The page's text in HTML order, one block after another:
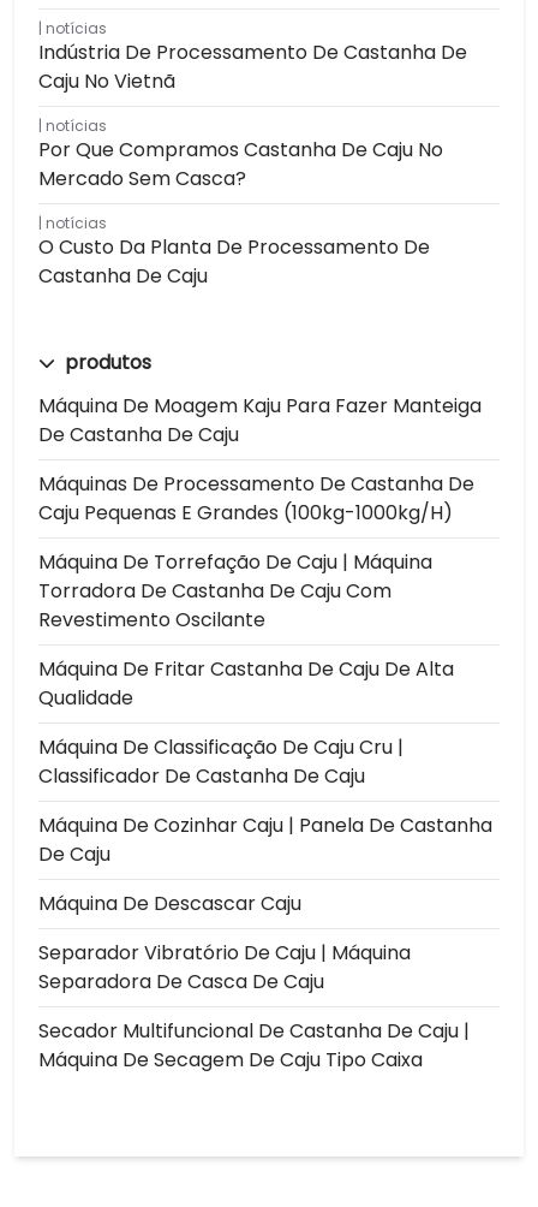
notícias
Indústria De Processamento De Castanha De
Caju No Vietnã
notícias
Por Que Compramos Castanha De Caju No
Mercado Sem Casca?
notícias
O Custo Da Planta De Processamento De
Castanha De Caju
produtos
Máquina De Moagem Kaju Para Fazer Manteiga
De Castanha De Caju
Máquinas De Processamento De Castanha De
Caju Pequenas E Grandes (100kg-1000kg/h)
Máquina De Torrefação De Caju | Máquina
Torradora De Castanha De Caju Com
Revestimento Oscilante
Máquina De Fritar Castanha De Caju De Alta
Qualidade
Máquina De Classificação De Caju Cru |
Classificador De Castanha De Caju
Máquina De Cozinhar Caju | Panela De Castanha
De Caju
Máquina De Descascar Caju
Separador Vibratório De Caju | Máquina
Separadora De Casca De Caju
Secador Multifuncional De Castanha De Caju |
Máquina De Secagem De Caju Tipo Caixa